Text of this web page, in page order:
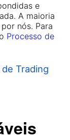
e
A maioria
nós. Para
Processo de
Trading